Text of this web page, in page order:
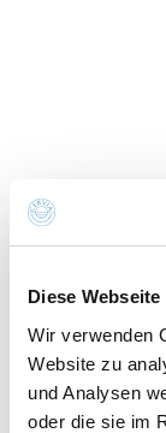
Diese
Wir verwenden
Website zu
und Analysen
oder die sie im